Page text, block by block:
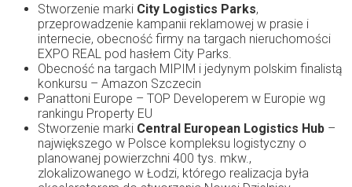
Stworzenie marki City Logistics Parks,
przeprowadzenie kampanii reklamowej w prasie i
internecie, obecność firmy na targach nieruchomości
EXPO REAL pod hasłem City Parks.
Obecność na targach MIPIM i jedynym polskim finalistą
konkursu – Amazon Szczecin
Panattoni Europe – TOP Developerem w Europie wg
rankingu Property EU
Stworzenie marki Central European Logistics Hub –
największego w Polsce kompleksu logistyczny o
planowanej powierzchni 400 tys. mkw.,
zlokalizowanego w Łodzi, którego realizacja była